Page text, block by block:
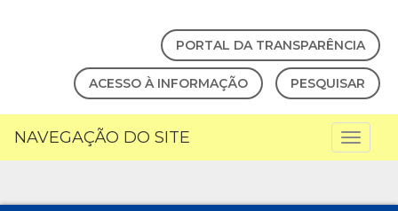
PORTAL DA TRANSPARÊNCIA
ACESSO À INFORMAÇÃO PESQUISAR
NAVEGAÇÃO DO SITE